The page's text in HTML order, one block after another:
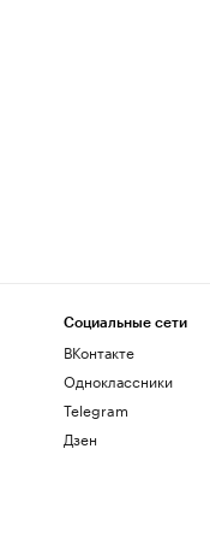
Социальные сети
ВКонтакте
Одноклассники
Telegram
Дзен